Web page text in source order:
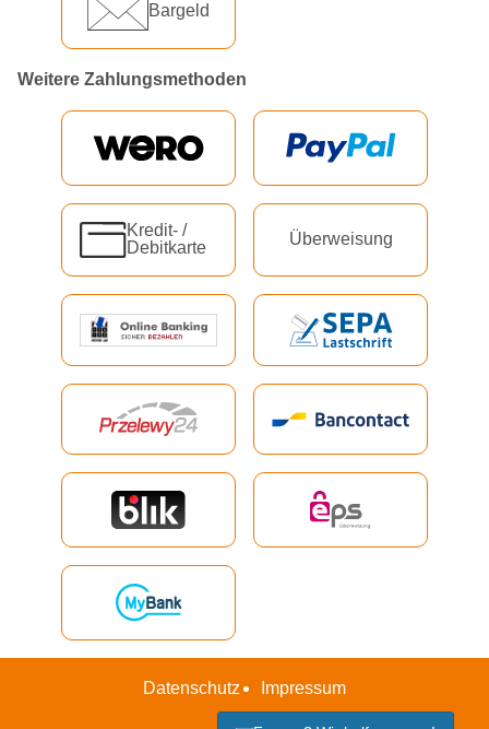
Bargeld
Weitere Zahlungsmethoden
Kredit- /
Debitkarte
Überweisung
Datenschutz Impressum